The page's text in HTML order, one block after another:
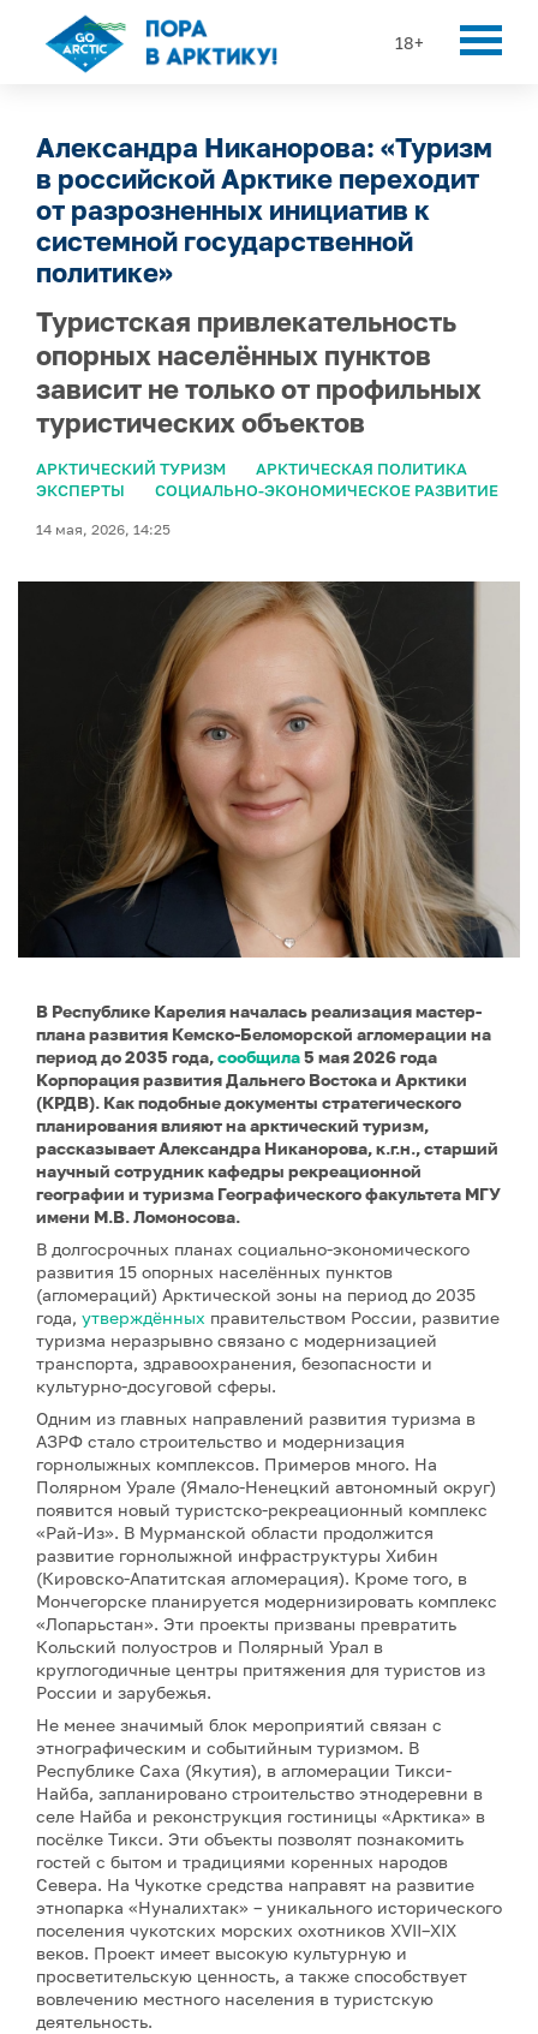
18+
Александра Никанорова: «Туризм
в российской Арктике переходит
от разрозненных инициатив к
системной государственной
политике»
Туристская привлекательность
опорных населённых пунктов
зависит не только от профильных
туристических объектов
АРКТИЧЕСКИЙ ТУРИЗМ
АРКТИЧЕСКАЯ ПОЛИТИКА
ЭКСПЕРТЫ
СОЦИАЛЬНО-ЭКОНОМИЧЕСКОЕ РАЗВИТИЕ
14 мая, 2026, 14:25
В Республике Карелия началась реализация мастер-
плана развития Кемско-Беломорской агломерации на
период до 2035 года,сообщила5 мая 2026 года
Корпорация развития Дальнего Востока и Арктики
(КРДВ). Как подобные документы стратегического
планирования влияют на арктический туризм,
рассказывает Александра Никанорова, к.г.н., старший
научный сотрудник кафедры рекреационной
географии и туризма Географического факультета МГУ
имени М.В. Ломоносова.
В долгосрочных планах социально-экономического
развития 15 опорных населённых пунктов
(агломераций) Арктической зоны на период до 2035
года, утверждённых правительством России, развитие
туризма неразрывно связано с модернизацией
транспорта, здравоохранения, безопасности и
культурно-досуговой сферы.
Одним из главных направлений развития туризма в
АЗРФ стало строительство и модернизация
горнолыжных комплексов. Примеров много. На
Полярном Урале (Ямало-Ненецкий автономный округ)
появится новый туристско-рекреационный комплекс
«Рай-Из». В Мурманской области продолжится
развитие горнолыжной инфраструктуры Хибин
(Кировско-Апатитская агломерация). Кроме того, в
Мончегорске планируется модернизировать комплекс
«Лопарьстан». Эти проекты призваны превратить
Кольский полуостров и Полярный Урал в
круглогодичные центры притяжения для туристов из
России и зарубежья.
Не менее значимый блок мероприятий связан с
этнографическим и событийным туризмом. В
Республике Саха (Якутия), в агломерации Тикси-
Найба, запланировано строительство этнодеревни в
селе Найба и реконструкция гостиницы «Арктика» в
посёлке Тикси. Эти объекты позволят познакомить
гостей с бытом и традициями коренных народов
Севера. На Чукотке средства направят на развитие
этнопарка «Нуналихтак» – уникального исторического
поселения чукотских морских охотников XVII–XIX
веков. Проект имеет высокую культурную и
просветительскую ценность, а также способствует
вовлечению местного населения в туристскую
деятельность.